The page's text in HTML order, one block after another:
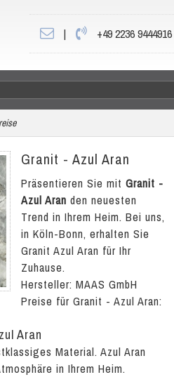
| +49 2236 9444916
Granit - Azul Aran
Präsentieren Sie mit Granit -
Azul Aran den neuesten
Trend in Ihrem Heim. Bei uns,
in Köln-Bonn, erhalten Sie
Granit Azul Aran für Ihr
Zuhause.
Hersteller: MAAS GmbH
Preise für Granit - Azul Aran:
Aran
Material. Azul Aran
in Ihrem Heim.